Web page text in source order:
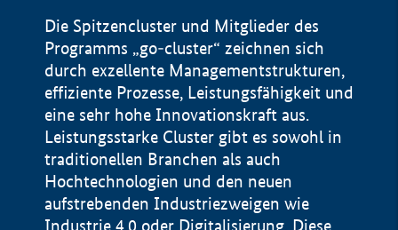
Die Spitzencluster und Mitglieder des
Programms „go-cluster“ zeichnen sich
durch exzellente Managementstrukturen,
effiziente Prozesse, Leistungsfähigkeit und
eine sehr hohe Innovationskraft aus.
Leistungsstarke Cluster gibt es sowohl in
traditionellen Branchen als auch
Hochtechnologien und den neuen
aufstrebenden Industriezweigen wie
Industrie 4.0 oder Digitalisierung. Diese